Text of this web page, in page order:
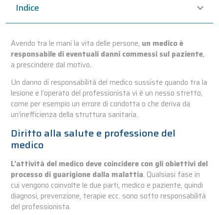
Indice
Avendo tra le mani la vita delle persone, un medico è
responsabile di eventuali danni commessi sul paziente,
a prescindere dal motivo.
Un danno di responsabilità del medico sussiste quando tra la
lesione e l’operato del professionista vi è un nesso stretto,
come per esempio un errore di condotta o che deriva da
un’inefficienza della struttura sanitaria.
Diritto alla salute e professione del
medico
L’attività del medico deve coincidere con gli obiettivi del
processo di guarigione dalla malattia. Qualsiasi fase in
cui vengono coinvolte le due parti, medico e paziente, quindi
diagnosi, prevenzione, terapie ecc. sono sotto responsabilità
del professionista.